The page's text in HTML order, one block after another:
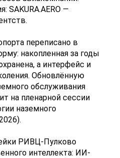
SAKURA.AERO —
переписано в
накопленная за годы
а интерфейс и
Обновлённую
обслуживания
на пленарной сессии
наземного
РИВЦ-Пулково
интеллекта: ИИ-